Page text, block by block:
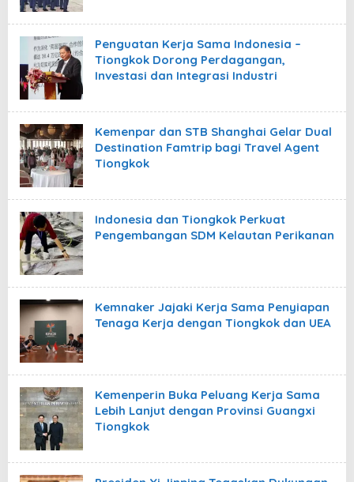
Penguatan Kerja Sama Indonesia –
Tiongkok Dorong Perdagangan,
Investasi dan Integrasi Industri
Kemenpar dan STB Shanghai Gelar Dual
Destination Famtrip bagi Travel Agent
Tiongkok
Indonesia dan Tiongkok Perkuat
Pengembangan SDM Kelautan Perikanan
Kemnaker Jajaki Kerja Sama Penyiapan
Tenaga Kerja dengan Tiongkok dan UEA
Kemenperin Buka Peluang Kerja Sama
Lebih Lanjut dengan Provinsi Guangxi
Tiongkok